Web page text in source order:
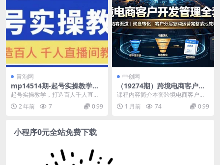
冒泡网
mp14514期-起号实操教学，
打造百人千人直播间教学
起号实操教学，打造百人千人直播
间教学 课程内容： 001.9 1打标签.
mp4 ...
2 年前 7 0.99
中创网
（19274期）跨境电商客户开
发管理全套课·拓客渠道｜询盘
转化｜客户分层复购运营完整
落地教学
课程内容简介本套跨境电商客户开
发与管理完整课程包含多节音频、
视频教学内容，系统拆...
1 月前 74 0.99
小程序0元全站免费下载